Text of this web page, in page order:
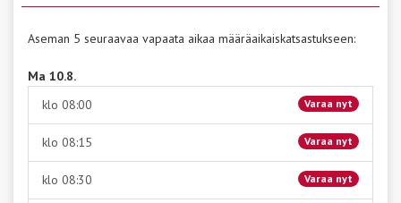
Aseman 5 seuraavaa vapaata aikaa määräaikaiskatsastukseen:
Ma 10.8.
klo 08:00
Varaa nyt
klo 08:15 Varaa nyt
klo 08:30 Varaa nyt